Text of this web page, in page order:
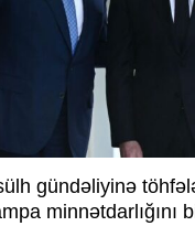
gündəliyinə
minnətdarlığını